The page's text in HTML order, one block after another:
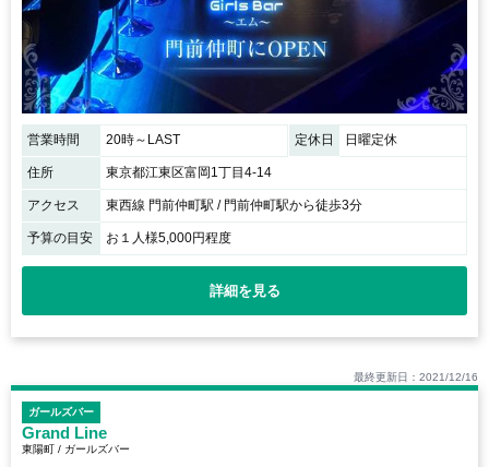
営業時間 20時～LAST 定休日 日曜定休
住所 東京都江東区富岡1丁目4-14
アクセス 東西線 門前仲町駅 / 門前仲町駅から徒歩3分
予算の目安 お１人様5,000円程度
詳細を見る
最終更新日：2021/12/16
ガールズバー
Grand Line
東陽町 / ガールズバー